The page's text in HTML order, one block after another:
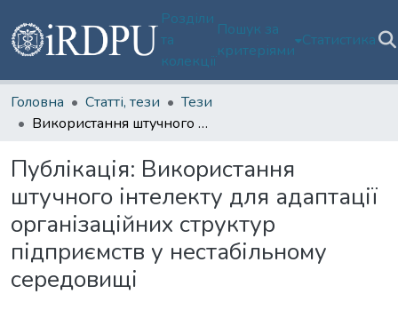
Розділи
та
колекції
Пошук за
критеріями
Статистика
Головна Статті, тези
Тези
Використання штучного інтелекту для адаптації організаційних структур підприємств у нестабільному середовищі
Публікація: Використання
штучного інтелекту для адаптації
організаційних структур
підприємств у нестабільному
середовищі